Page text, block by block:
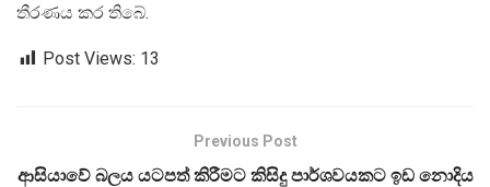
තීරණය කර තිබේ.
Post Views: 13
Previous Post
ආසියාවේ බලය යටපත් කිරීමට කිසිදු පාර්ශවයකට ඉඩ නොදිය